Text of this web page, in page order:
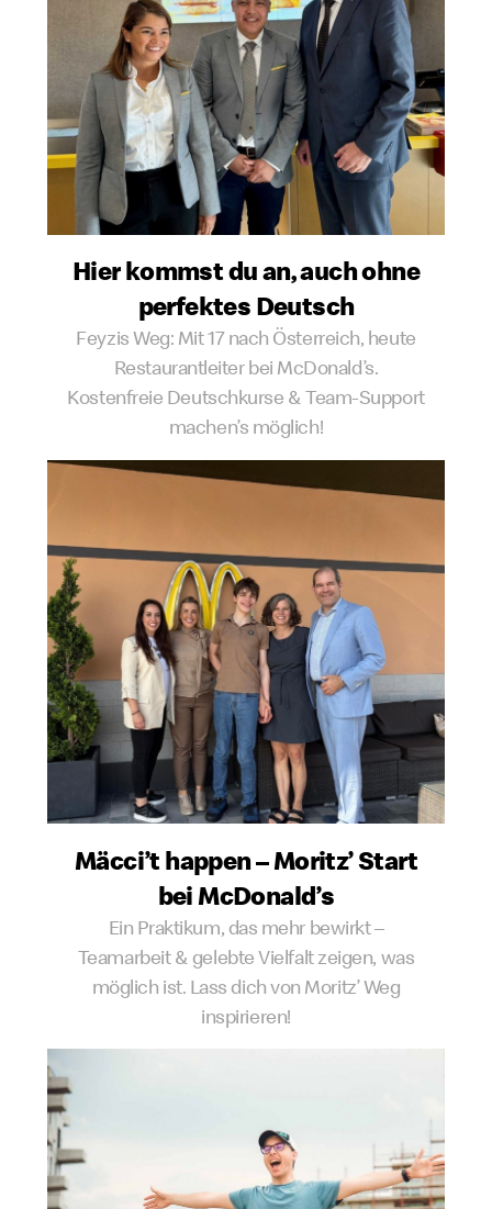
Hier kommst du an, auch ohne
perfektes Deutsch
Feyzis Weg: Mit 17 nach Österreich, heute
Restaurantleiter bei McDonald’s.
Kostenfreie Deutschkurse & Team-Support
machen’s möglich!
Mäcci’t happen – Moritz’ Start
bei McDonald’s
Ein Praktikum, das mehr bewirkt –
Teamarbeit & gelebte Vielfalt zeigen, was
möglich ist. Lass dich von Moritz’ Weg
inspirieren!